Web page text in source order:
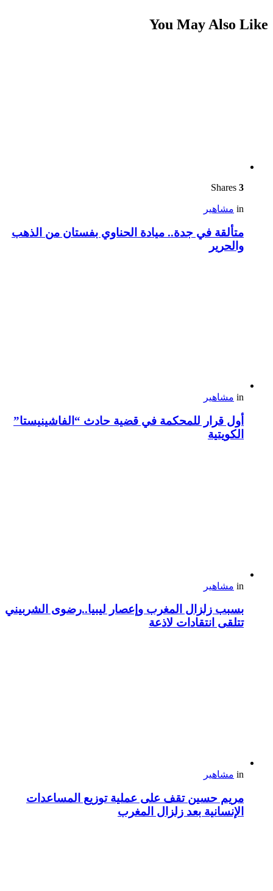
You May Also Like
3
in مشاهير
متألقة في جدة.. ميادة الحناوي بفستان من الذهب
والحرير
in مشاهير
أول قرار للمحكمة في قضية حادث “الفاشينيستا”
الكويتية
in مشاهير
بسبب زلزال المغرب وإعصار ليبيا..رضوى الشربيني
تتلقى انتقادات لاذعة
in مشاهير
مريم حسين تقف على عملية توزيع المساعدات
الإنسانية بعد زلزال المغرب